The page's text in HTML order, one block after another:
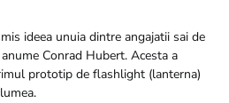
ideea unuia dintre angajatii sai de
Conrad Hubert. Acesta a
prototip de flashlight (lanterna)